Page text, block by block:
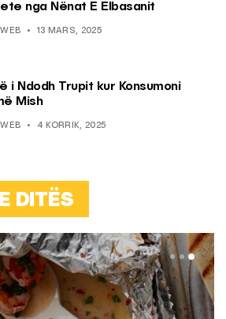
nga Nënat E Elbasanit
13 MARS, 2025
i Ndodh Trupit kur Konsumoni
Mish
4 KORRIK, 2025
DITËS